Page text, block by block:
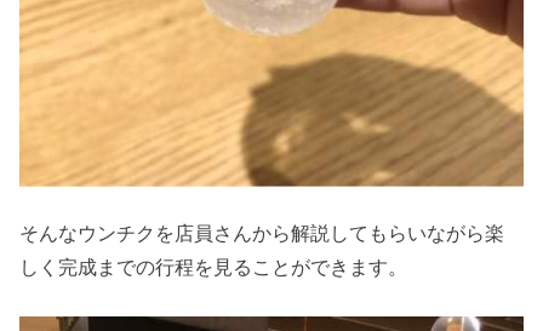
そんなウンチクを店員さんから解説してもらいながら楽
しく完成までの行程を見ることができます。